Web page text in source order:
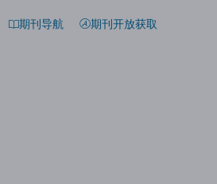
期刊导航 期刊开放获取